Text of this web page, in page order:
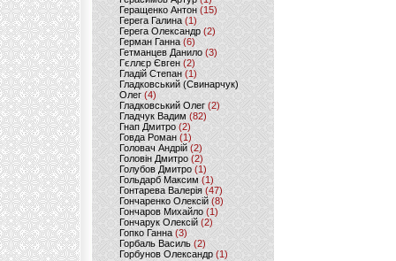
Геращенко Антон(15)
Герега Галина (1)
Герега Олександр (2)
Герман Ганна (6)
Гетманцев Данило (3)
Гєллєр Євген (2)
Гладій Степан(1)
Гладковський (Свинарчук)
Олег (4)
Гладковський Олег (2)
Гладчук Вадим (82)
Гнап Дмитро (2)
Говда Роман(1)
Головач Андрій (2)
Головін Дмитро (2)
Голубов Дмитро (1)
Гольдарб Максим(1)
Гонтарева Валерія (47)
Гончаренко Олексій(8)
Гончаров Михайло (1)
Гончарук Олексій (2)
Гопко Ганна (3)
Горбаль Василь (2)
Горбунов Олександр (1)